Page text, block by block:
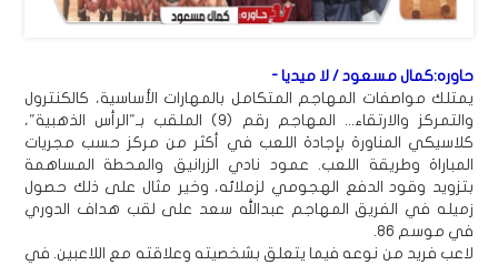
حاوره:كمال مسعود / لا ميديا -
يمتلك مواصفات المهاجم المتكامل بالمهارات الأساسية، كالكنترول
والتمركز والارتقاء... المهاجم رقم (9) الملقب بـ"الرأس الذهبية"،
كلاسيكي المناورة بإجادة اللعب في أكثر من مركز حسب مجريات
المباراة وطريقة اللعب. عمود نادي الزرانيق والمحطة المساهمة
بتزويد وقود الدفع الهجومي لزملائه، وخير مثال على ذلك حصول
زميله في الفريق المهاجم عبدالله سعد على لقب هداف الدوري
في موسم ٨٦.
لاعب فريد من نوعه فيما يتعلق بشخصيته وعلاقته مع اللاعبين. في